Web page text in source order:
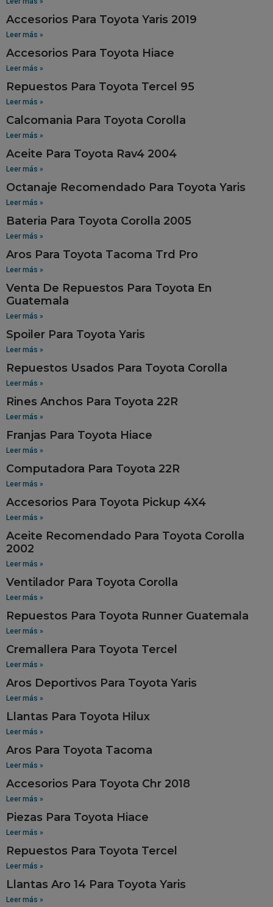
Accesorios Para Toyota Yaris 2019
Leer más »
Accesorios Para Toyota Hiace
Leer más »
Repuestos Para Toyota Tercel 95
Leer más »
Calcomania Para Toyota Corolla
Leer más »
Aceite Para Toyota Rav4 2004
Leer más »
Octanaje Recomendado Para Toyota Yaris
Leer más »
Bateria Para Toyota Corolla 2005
Leer más »
Aros Para Toyota Tacoma Trd Pro
Leer más »
Venta De Repuestos Para Toyota En
Guatemala
Leer más »
Spoiler Para Toyota Yaris
Leer más »
Repuestos Usados Para Toyota Corolla
Leer más »
Rines Anchos Para Toyota 22R
Leer más »
Franjas Para Toyota Hiace
Leer más »
Computadora Para Toyota 22R
Leer más »
Accesorios Para Toyota Pickup 4X4
Leer más »
Aceite Recomendado Para Toyota Corolla
2002
Leer más »
Ventilador Para Toyota Corolla
Leer más »
Repuestos Para Toyota Runner Guatemala
Leer más »
Cremallera Para Toyota Tercel
Leer más »
Aros Deportivos Para Toyota Yaris
Leer más »
Llantas Para Toyota Hilux
Leer más »
Aros Para Toyota Tacoma
Leer más »
Accesorios Para Toyota Chr 2018
Leer más »
Piezas Para Toyota Hiace
Leer más »
Repuestos Para Toyota Tercel
Leer más »
Llantas Aro 14 Para Toyota Yaris
Leer más »